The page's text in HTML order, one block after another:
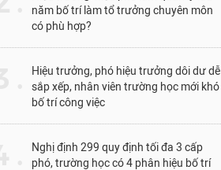
năm bố trí làm tổ trưởng chuyên môn
có phù hợp?
Hiệu trưởng, phó hiệu trưởng dôi dư dễ
sắp xếp, nhân viên trường học mới khó
bố trí công việc
Nghị định 299 quy định tối đa 3 cấp
phó, trường học có 4 phân hiệu bố trí